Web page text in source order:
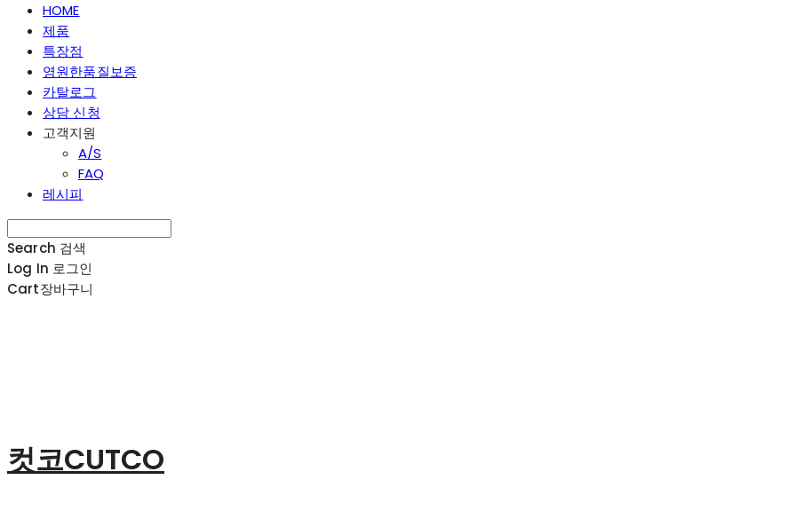
HOME
제품
특장점
영원한품질보증
카탈로그
상담 신청
고객지원
A/S
FAQ
레시피
Search 검색
Log In 로그인
Cart장바구니
컷코CUTCO